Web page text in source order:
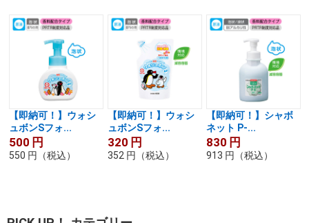
【即納可！】ウォシ
ュボンSフォ...
500 円
550 円 （税込）
【即納可！】ウォシ
ュボンSフォ...
320 円
352 円 （税込）
【即納可！】シャボ
ネット P-...
830 円
913 円 （税込）